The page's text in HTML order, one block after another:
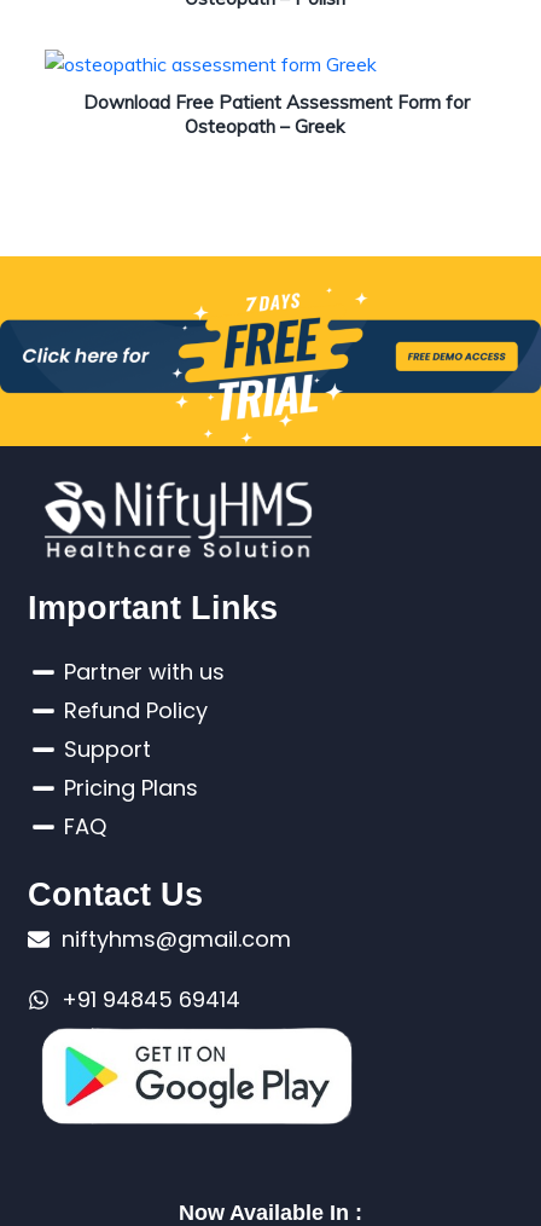
Download Free Patient Assessment Form for
Osteopath – Greek
Important Links
Partner with us
Refund Policy
Support
Pricing Plans
FAQ
Contact Us
niftyhms@gmail.com
+91 94845 69414
Now Available In :